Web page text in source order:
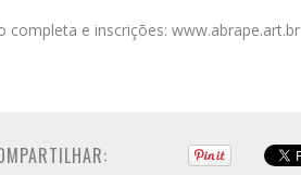
e inscrições: www.abrape.art.br